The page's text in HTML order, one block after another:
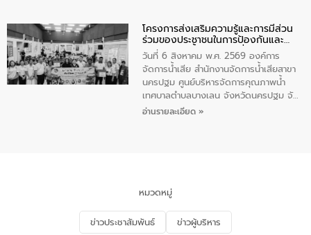
ประชาชน ตัวแทนจากโรงแรมต่างๆ ในเขต
เทศบาลตำบลราไวย์ ศูนย์บริหารจัดการ
คุณภาพน้ำเทศบาลตำบลราไวย์ นำโดยนาย
น้อย แก้วเศษ ผู้จัดการสำนักงานจัดการน้ำ
เสียสาขาภูเก็ต พร้อมด้วยเจ้าหน้าที่ จำนวน
5 คน ร่วมทำกิจกรรม ทำความสะอาด
ชายหาดและแหล่งท่องเที่ยว ณ บริเวณ
โครงการส่งเสริมความรู้และการมีส่วน
ร่วมของประชาชนในการป้องกันและ
แก้ไขปัญหาน้ำเสียอย่างยั่งยืน
วันที่ 6 สิงหาคม พ.ศ. 2569 องค์การ
จัดการน้ำเสีย สำนักงานจัดการน้ำเสียสาขา
นครปฐม ศูนย์บริหารจัดการคุณภาพน้ำ
เทศบาลตำบลบางเลน จังหวัดนครปฐม จัด
กิจกรรมภายใต้โครงการส่งเสริมความรู้และ
จัดการน้ำเสียและสร้างจิตสำนึกในการ
อนุรักษ์สิ่งแวดล้อม ในหัวข้อ “น้ำเสียชุมชน
และการบำบัดน้ำเสียเบื้องต้น” โดยให้ความรู้
เกี่ยวกับสาเหตุและผลกระทบของน้ำเสีย
อ่านรายละเอียด »
หมวดหมู่
ข่าวประชาสัมพันธ์ ข่าวผู้บริหาร